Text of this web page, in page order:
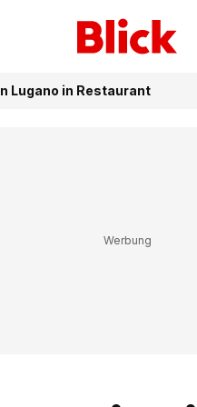
Lugano in Restaurant